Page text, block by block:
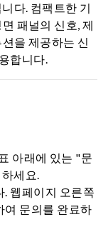
다. 컴팩트한 기
패널의 신호, 제
을 제공하는 신
합니다.
아래에 있는 "문
세요.
. 웹페이지 오른쪽
여 문의를 완료하